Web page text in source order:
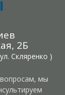
2Б
Скляренко )
мы